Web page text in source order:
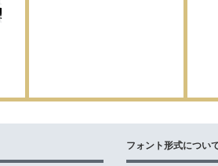
フォント形式につい